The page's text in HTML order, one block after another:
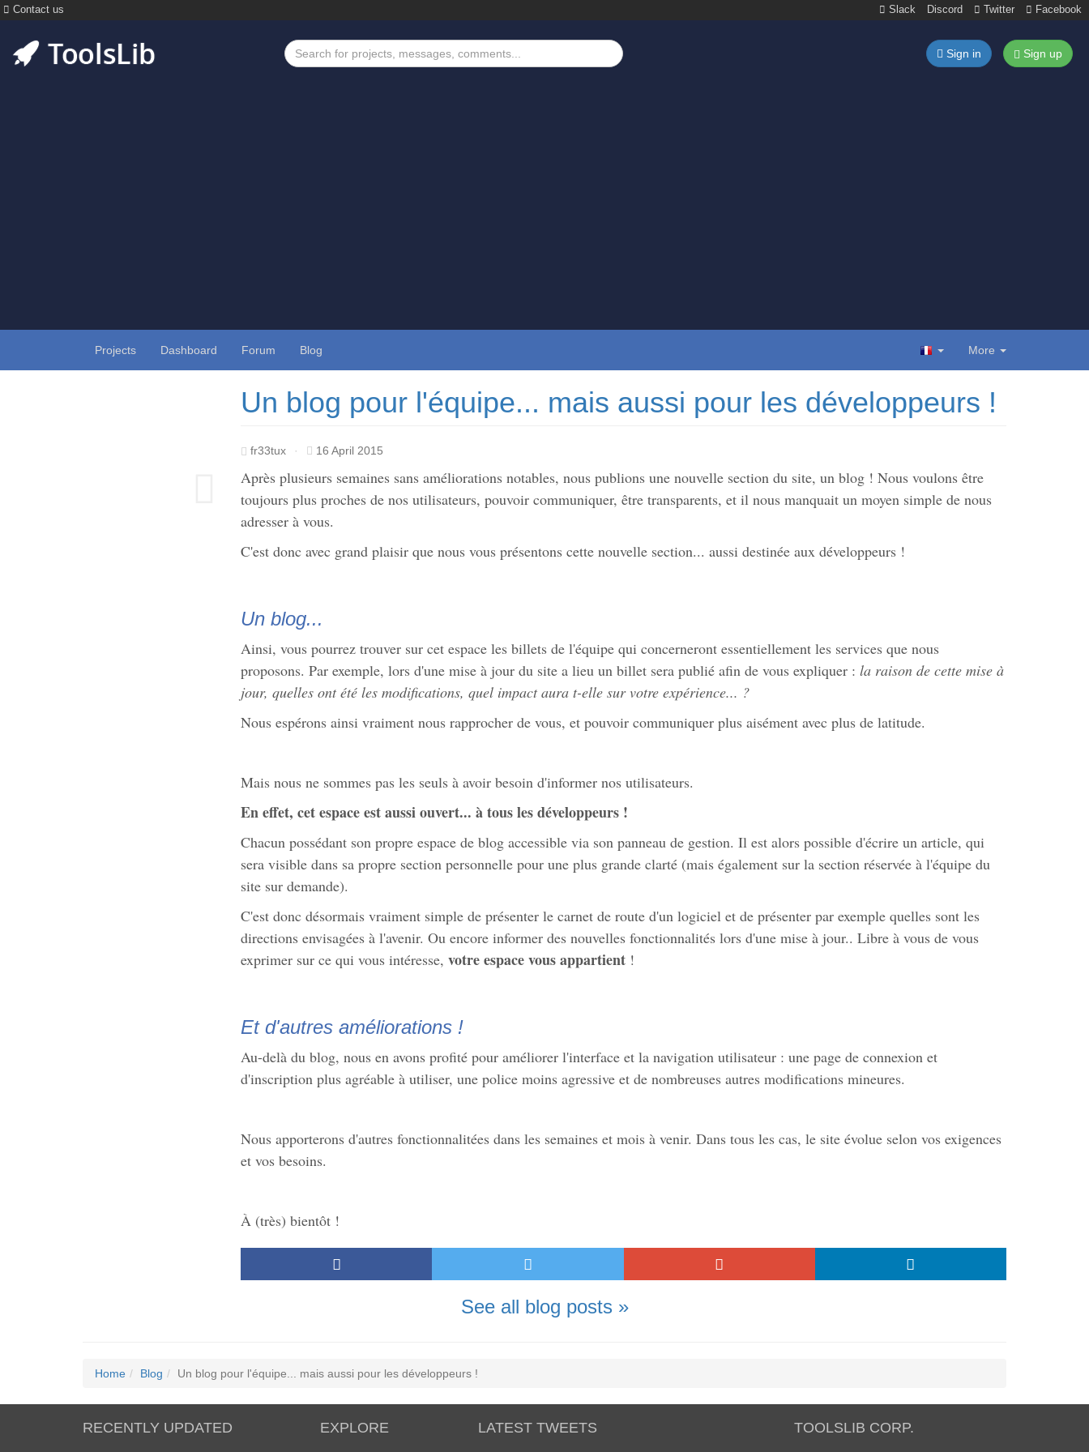
Contact us Slack Discord Twitter Facebook
Sign in Sign up
Projects Dashboard Forum Blog More
Un blog pour l'équipe... mais aussi pour les développeurs !
fr33tux · 16 April 2015
Après plusieurs semaines sans améliorations notables, nous publions une nouvelle section du site, un blog ! Nous voulons être
toujours plus proches de nos utilisateurs, pouvoir communiquer, être transparents, et il nous manquait un moyen simple de nous
adresser à vous.
C'est donc avec grand plaisir que nous vous présentons cette nouvelle section... aussi destinée aux développeurs !
Un blog...
Ainsi, vous pourrez trouver sur cet espace les billets de l'équipe qui concerneront essentiellement les services que nous
proposons. Par exemple, lors d'une mise à jour du site a lieu un billet sera publié afin de vous expliquer : la raison de cette mise à
jour, quelles ont été les modifications, quel impact aura t-elle sur votre expérience... ?
Nous espérons ainsi vraiment nous rapprocher de vous, et pouvoir communiquer plus aisément avec plus de latitude.
Mais nous ne sommes pas les seuls à avoir besoin d'informer nos utilisateurs.
En effet, cet espace est aussi ouvert... à tous les développeurs !
Chacun possédant son propre espace de blog accessible via son panneau de gestion. Il est alors possible d'écrire un article, qui
sera visible dans sa propre section personnelle pour une plus grande clarté (mais également sur la section réservée à l'équipe du
site sur demande).
C'est donc désormais vraiment simple de présenter le carnet de route d'un logiciel et de présenter par exemple quelles sont les
directions envisagées à l'avenir. Ou encore informer des nouvelles fonctionnalités lors d'une mise à jour.. Libre à vous de vous
exprimer sur ce qui vous intéresse, votre espace vous appartient !
Et d'autres améliorations !
Au-delà du blog, nous en avons profité pour améliorer l'interface et la navigation utilisateur : une page de connexion et
d'inscription plus agréable à utiliser, une police moins agressive et de nombreuses autres modifications mineures.
Nous apporterons d'autres fonctionnalitées dans les semaines et mois à venir. Dans tous les cas, le site évolue selon vos exigences
et vos besoins.
À (très) bientôt !
See all blog posts »
Home Blog Un blog pour l'équipe... mais aussi pour les développeurs !
RECENTLY UPDATED EXPLORE LATEST TWEETS TOOLSLIB CORP.